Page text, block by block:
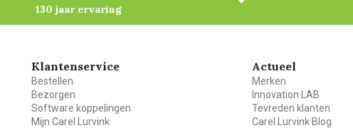
130 jaar ervaring
Klantenservice
Bestellen
Bezorgen
Software koppelingen
Mijn Carel Lurvink
Actueel
Merken
Innovation LAB
Tevreden klanten
Carel Lurvink Blog